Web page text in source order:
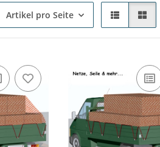
Artikel pro Seite